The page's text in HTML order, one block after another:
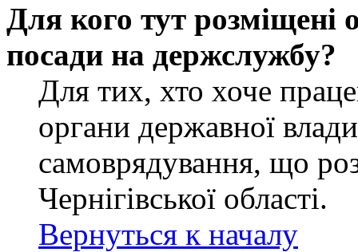
Для кого тут розміщені
посади на держслужбу?
Для тих, хто хоче
органи державної
самоврядування, що
Чернігівської області.
Вернуться к началу